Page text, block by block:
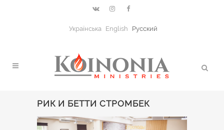
Українська English Русский
РИК И БЕТТИ СТРОМБЕК